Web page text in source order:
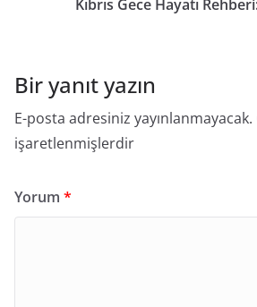
Kıbrıs Gece Hayatı
Bir yanıt yazın
E-posta adresiniz yayınlanmayacak.
işaretlenmişlerdir
Yorum *